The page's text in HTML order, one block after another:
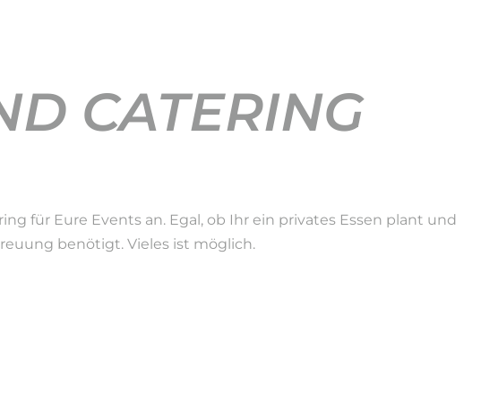
CATERING
für Eure Events an. Egal, ob Ihr ein privates Essen plant und
benötigt. Vieles ist möglich.